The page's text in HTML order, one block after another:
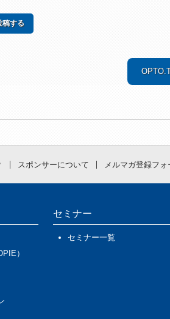
スポンサーについて メルマガ登録フォ